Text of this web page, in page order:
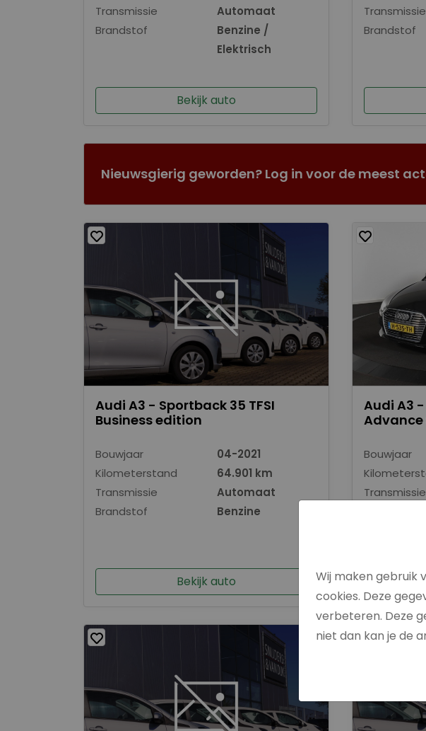
Transmissie
Automaat
Brandstof
Benzine /
Elektrisch
Bekijk auto
Transmissie
Brandstof
Nieuwsgierig geworden? Log in voor de meest
Audi A3 - Sportback 35 TFSI
Business edition
Bouwjaar
04-2021
Kilometerstand
64.901 km
Transmissie
Automaat
Brandstof
Benzine
Bekijk auto
Audi A3
Advance
Bouwjaar
Transmissie
Wij maken gebruik
cookies. Deze
verbeteren. Deze
niet dan kan je de